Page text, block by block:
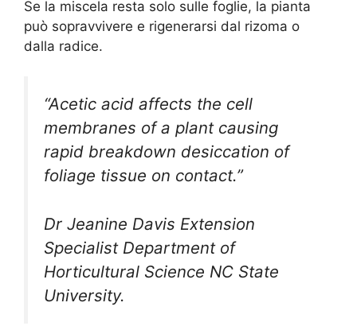
Se la miscela resta solo sulle foglie, la pianta
può sopravvivere e rigenerarsi dal rizoma o
dalla radice.
“Acetic acid affects the cell
membranes of a plant causing
rapid breakdown desiccation of
foliage tissue on contact.”
Dr Jeanine Davis Extension
Specialist Department of
Horticultural Science NC State
University.